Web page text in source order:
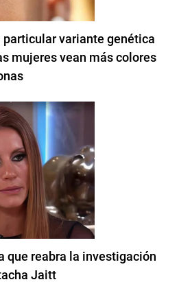
variante genética
mujeres vean más colores
que reabra la investigación
Jaitt